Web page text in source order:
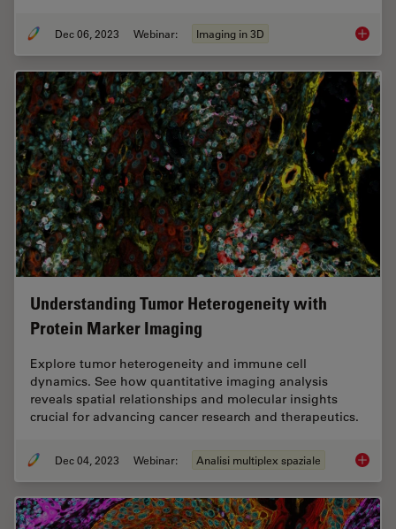
Dec 06, 2023 Webinar: Imaging in 3D
Understanding Tumor Heterogeneity with
Protein Marker Imaging
Explore tumor heterogeneity and immune cell
dynamics. See how quantitative imaging analysis
reveals spatial relationships and molecular insights
crucial for advancing cancer research and therapeutics.
Dec 04, 2023 Webinar: Analisi multiplex spaziale